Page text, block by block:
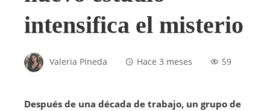
intensifica el misterio
Valeria Pineda Hace 3 meses 59
Después de una década de trabajo, un grupo de